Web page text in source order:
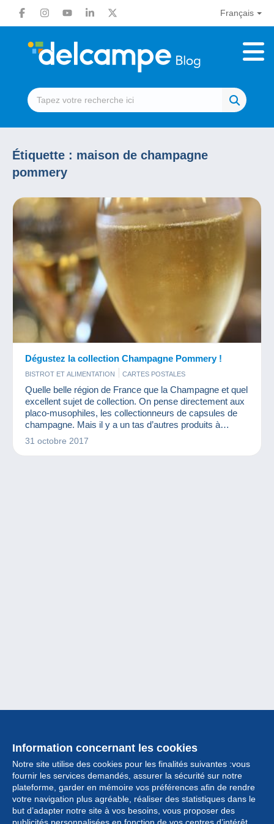
Français
Étiquette : maison de champagne
pommery
Dégustez la collection Champagne Pommery !
BISTROT ET ALIMENTATION CARTES POSTALES
Quelle belle région de France que la Champagne et quel
excellent sujet de collection. On pense directement aux
placo-musophiles, les collectionneurs de capsules de
champagne. Mais il y a un tas d’autres produits à
collectionner : cartes postales anciennes, objets dérivés
31 octobre 2017
Information concernant les cookies
Notre site utilise des cookies pour les finalités suivantes :vous
fournir les services demandés, assurer la sécurité sur notre
plateforme, garder en mémoire vos préférences afin de rendre
votre navigation plus agréable, réaliser des statistiques dans le
but d’adapter notre site à vos besoins, vous proposer des
Collection